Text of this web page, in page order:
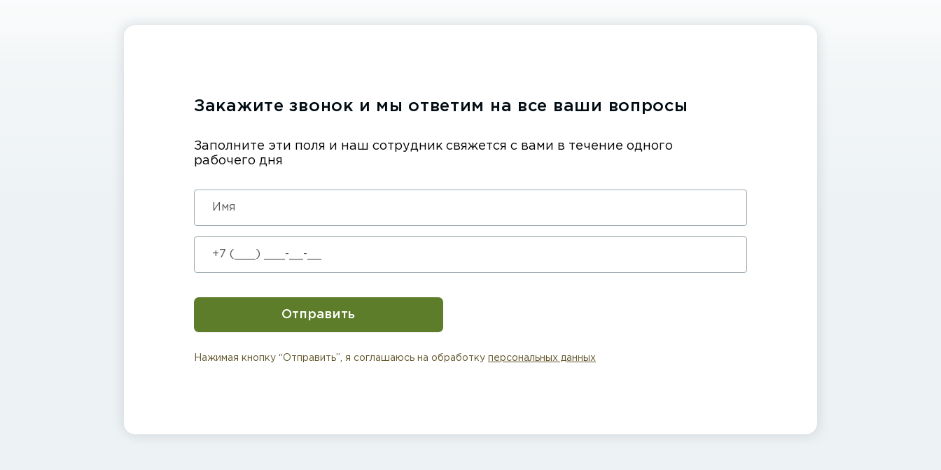
Закажите звонок и мы ответим на все ваши вопросы
Заполните эти поля и наш сотрудник свяжется с вами в течение одного
рабочего дня
Отправить
Нажимая кнопку “Отправить”, я соглашаюсь на обработку персональных данных